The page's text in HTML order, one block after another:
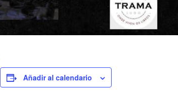
Añadir al calendario